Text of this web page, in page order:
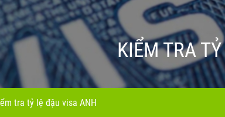
KIỂM TRA
tra tỷ lệ đậu visa ANH